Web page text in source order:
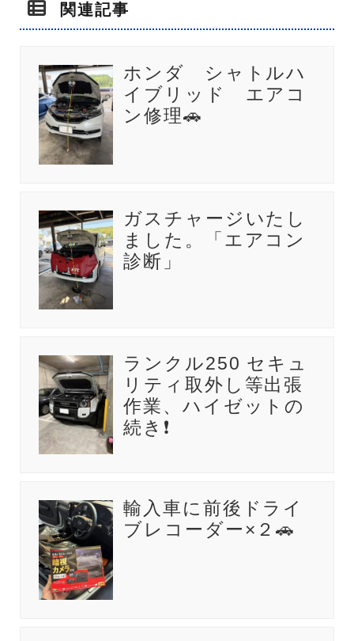
関連記事
ホンダ シャトルハ
イブリッド エアコ
ン修理🚗
ガスチャージいたし
ました。「エアコン
診断」
ランクル250 セキュ
リティ取外し等出張
作業、ハイゼットの
続き❗
輸入車に前後ドライ
ブレコーダー×２🚗